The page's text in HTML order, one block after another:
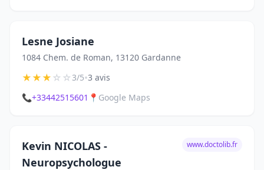
Lesne Josiane
1084 Chem. de Roman, 13120 Gardanne
★★★☆☆3/5•3 avis
📞+33442515601 📍 Google Maps
Kevin NICOLAS -
Neuropsychologue
www.doctolib.fr